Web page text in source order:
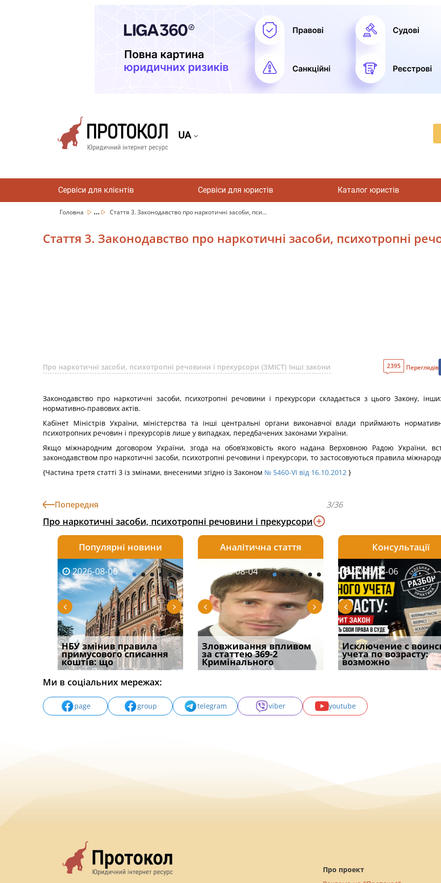
UA
Сервіси для клієнтів Сервіси для юристів Каталог юристів
Головна ... Стаття 3. Законодавство про наркотичні засоби, пси...
Стаття 3. Законодавство про наркотичні засоби, психотропні
Про наркотичні засоби, психотропні речовини і прекурсори (ЗМІСТ) Інші закони 2395 Переглядів
Законодавство про наркотичні засоби, психотропні речовини і прекурсори складається з цього Закону,
нормативно-правових актів.
Кабінет Міністрів України, міністерства та інші центральні органи виконавчої влади приймають
психотропних речовин і прекурсорів лише у випадках, передбачених законами України.
Якщо міжнародним договором України, згода на обов’язковість якого надана Верховною Радою України,
законодавством про наркотичні засоби, психотропні речовини і прекурсори, то застосовуються правила
{Частина третя статті 3 із змінами, внесеними згідно із Законом № 5460-VI від 16.10.2012 }
Попередня 3/36
Про наркотичні засоби, психотропні речовини і прекурсори
Популярні новини
2026-08-06
НБУ змінив правила
примусового списання
коштів: що
2026-08-06
Якщо суд встановив для
відшкодування шкоди
наявніс
2026-08-06
Документи, на яких не
проставляється
апостиль: пер
Аналітична стаття
2026-08-03
Водії можуть отримати
компенсацію за
незаконні дії
2026-08-04
Зловживання впливом
за статтею 369-2
Кримінального
2026-08-04
Переоформлення
відстрочки за іншою
підставою: нов
Консультації
2026-08-05
Особливості захисту у
кримінальному
провадженні: я
2026-08-06
Исключение с
учета по возрасту:
возможно
2026-07-30
Восьмий ААС
підтвердив, що
може скас
Ми в соціальних мережах:
page group telegram viber youtube
Про проект